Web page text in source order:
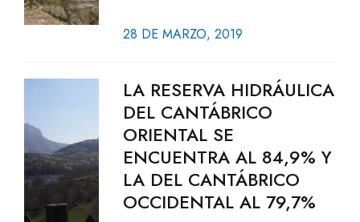
28 DE MARZO, 2019
LA RESERVA HIDRÁULICA
DEL CANTÁBRICO
ORIENTAL SE
ENCUENTRA AL 84,9% Y
LA DEL CANTÁBRICO
OCCIDENTAL AL 79,7%